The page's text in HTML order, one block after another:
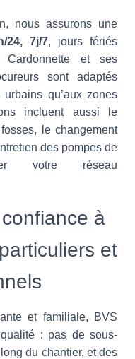
nous assurons une
24, 7j/7, jours fériés
et ses
sont adaptés
qu’aux zones
incluent aussi le
le changement
des pompes de
votre réseau
à
et
et familiale, BVS
: pas de sous-
du chantier, et des